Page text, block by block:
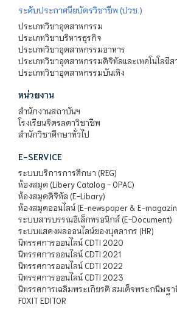
ระดับประกาศนียบัตรวิชาชีพ (ปวช.)
ประเภทวิชาอุตสาหกรรม
ประเภทวิชาบริหารธุรกิจ
ประเภทวิชาอุตสาหกรรมอาหาร
ประเภทวิชาอุตสาหกรรมดิจิทัลและเทคโนโลยีส
ประเภทวิชาอุตสาหกรรมบันเทิง
หน่วยงาน
สำนักงานสถาบันฯ
โรงเรียนจิตรลดาวิชาชีพ
สำนักวิชาศึกษาทั่วไป
E-SERVICE
ระบบบริการการศึกษา (REG)
ห้องสมุด (Libery Catalog - OPAC)
ห้องสมุดดิจิทัล (E-Libary)
ห้องสมุดออนไลน์ (E-newspaper & E-
ระบบสารบรรณอิเล็กทรอนิกส์ (E-Document)
ระบบแสดงผลออนไลน์ของบุคลากร (HR)
นิทรรศการออนไลน์ CDTI 2020
นิทรรศการออนไลน์ CDTI 2021
นิทรรศการออนไลน์ CDTI 2022
นิทรรศการออนไลน์ CDTI 2023
นิทรรศการเฉลิมพระเกียรติ สมเด็จพระกนิษฐา
FOXIT EDITOR